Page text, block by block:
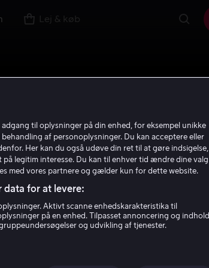
Lej & køb
til oplysninger på din enhed, for eksempel unikke
af personoplysninger. Du kan acceptere eller
Her kan du også udøve din ret til at gøre indsigelse,
på legitim interesse. Du kan til enhver tid ændre dine valg
med vores partnere og gælder kun for dette website.
data for at levere:
Aktivt scanne enhedskarakteristika til
på en enhed. Tilpasset annoncering og indhold,
og udvikling af tjenester.